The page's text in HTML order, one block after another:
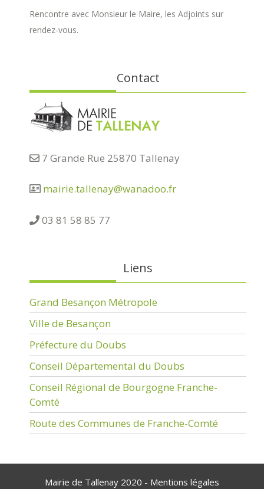
Rencontre avec Monsieur le Maire, les Adjoints sur
rendez-vous.
Contact
7 Grande Rue 25870 Tallenay
mairie.tallenay@wanadoo.fr
03 81 58 85 77
Liens
Grand Besançon Métropole
Ville de Besançon
Préfecture du Doubs
Conseil Départemental du Doubs
Conseil Régional de Bourgogne Franche-
Comté
Route des Communes de Franche-Comté
Mairie de Tallenay 2020 - Mentions légales